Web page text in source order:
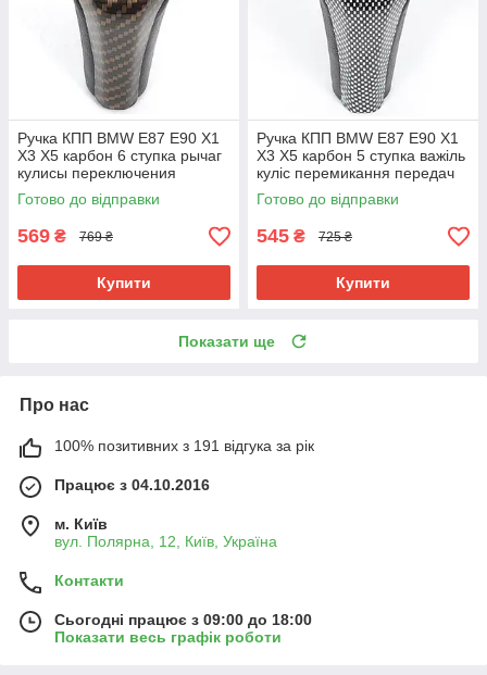
Ручка КПП BMW E87 E90 X1
X3 X5 карбон 6 ступка рычаг
кулисы переключения
передач 25117550685
Готово до відправки
569 ₴ 769 ₴
Купити
Ручка КПП BMW E87 E90 X1
X3 X5 карбон 5 ступка важіль
куліс перемикання передач
25117550685
Готово до відправки
545 ₴ 725 ₴
Купити
Показати ще
Про нас
100% позитивних з 191 відгука за рік
Працює з 04.10.2016
м. Київ
вул. Полярна, 12, Київ, Україна
Контакти
Сьогодні працює з 09:00 до 18:00
Показати весь графік роботи